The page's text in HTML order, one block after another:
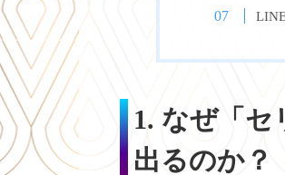
1. なぜ「
出るのか？